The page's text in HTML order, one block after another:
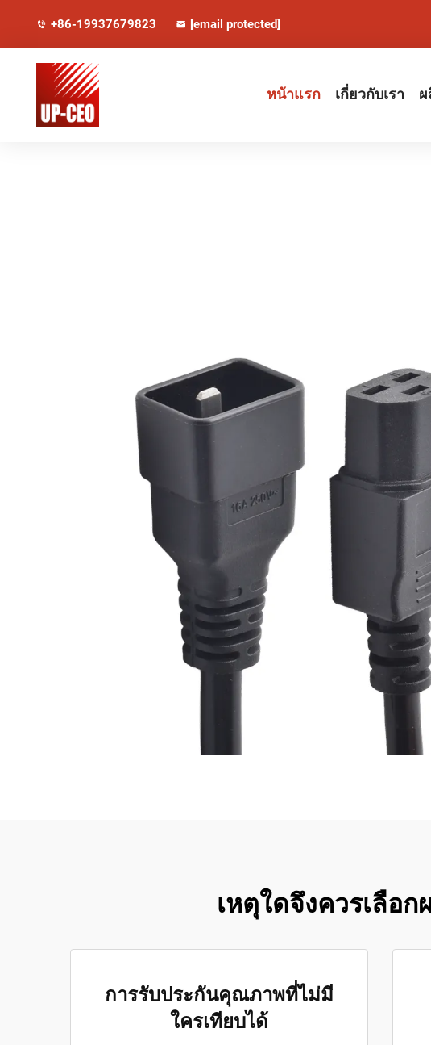
+86-19937679823 [email protected]
หน้าแรก เกี่ยวกับเรา
เหตุใดจึงควรเลือ
การรับประกันคุณภาพที่ไม่มี
ใครเทียบได้